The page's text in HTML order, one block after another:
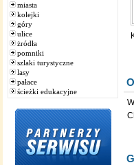
miasta
kolejki
góry
ulice
żródła
pomniki
szlaki turystyczne
lasy
pałace
ścieżki edukacyjne